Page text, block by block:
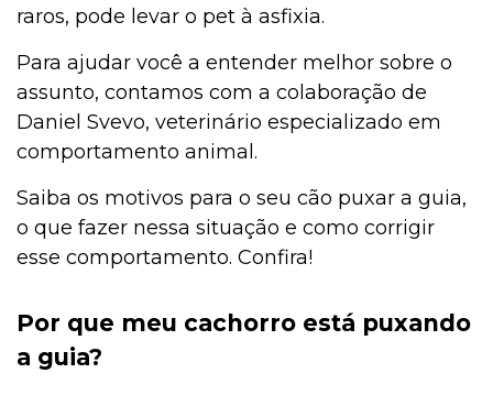
raros, pode levar o pet à asfixia.
Para ajudar você a entender melhor sobre o
assunto, contamos com a colaboração de
Daniel Svevo, veterinário especializado em
comportamento animal.
Saiba os motivos para o seu cão puxar a guia,
o que fazer nessa situação e como corrigir
esse comportamento. Confira!
Por que meu cachorro está puxando
a guia?